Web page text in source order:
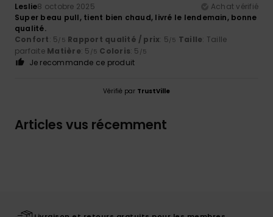
Leslie8 octobre 2025
Achat vérifié
Super beau pull, tient bien chaud, livré le lendemain, bonne
qualité.
Confort: 5/5 Rapport qualité / prix: 5/5 Taille: Taille
parfaite Matière: 5 /5 Coloris: 5 /5
Je recommande ce produit
Vérifié par TrustVille
Articles vus récemment